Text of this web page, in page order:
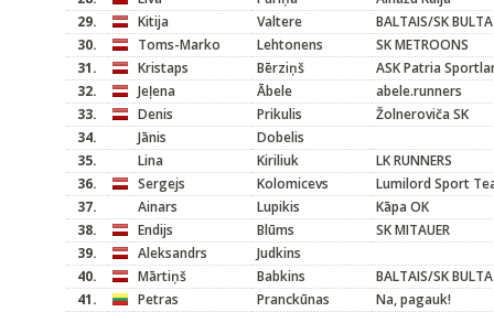
29.
Kitija Valtere
BALTAIS/SK BULTA
30.
Toms-Marko Lehtonens
SK METROONS
31.
Kristaps Bērziņš
ASK Patria
32.
Jeļena Ābele
abele.runners
33.
Denis Prikulis
Žolneroviča SK
34.
Jānis
Dobelis
35.
Lina Kiriliuk
LK RUNNERS
36.
Sergejs Kolomicevs
Lumilord Sport
37.
Ainars Lupikis
Kāpa OK
38.
Endijs Blūms
SK MITAUER
39.
Aleksandrs
Judkins
40.
Mārtiņš Babkins
BALTAIS/SK BULTA
41.
Petras Pranckūnas
Na, pagauk!